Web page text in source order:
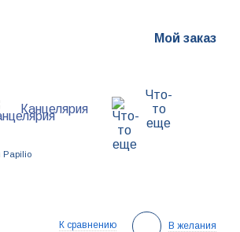
Мой заказ
Канцелярия
Что-
то
еще
Papilio
К сравнению В желания